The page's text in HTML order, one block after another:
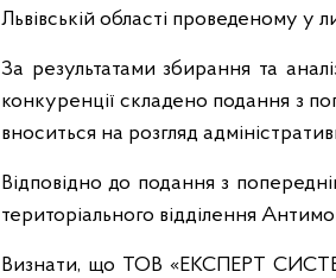
Львівській області проведеному у
За результатами збирання та
конкуренції складено подання з
вноситься на розгляд
Відповідно до подання з
територіального відділення
Визнати, що ТОВ «ЕКСПЕРТ